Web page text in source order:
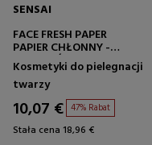
SENSAI
FACE FRESH PAPER
PAPIER CHŁONNY -
ANTYPOŚLIZGOWY
Kosmetyki do pielegnacji
twarzy
10,07 € 47% Rabat
Stała cena 18,96 €